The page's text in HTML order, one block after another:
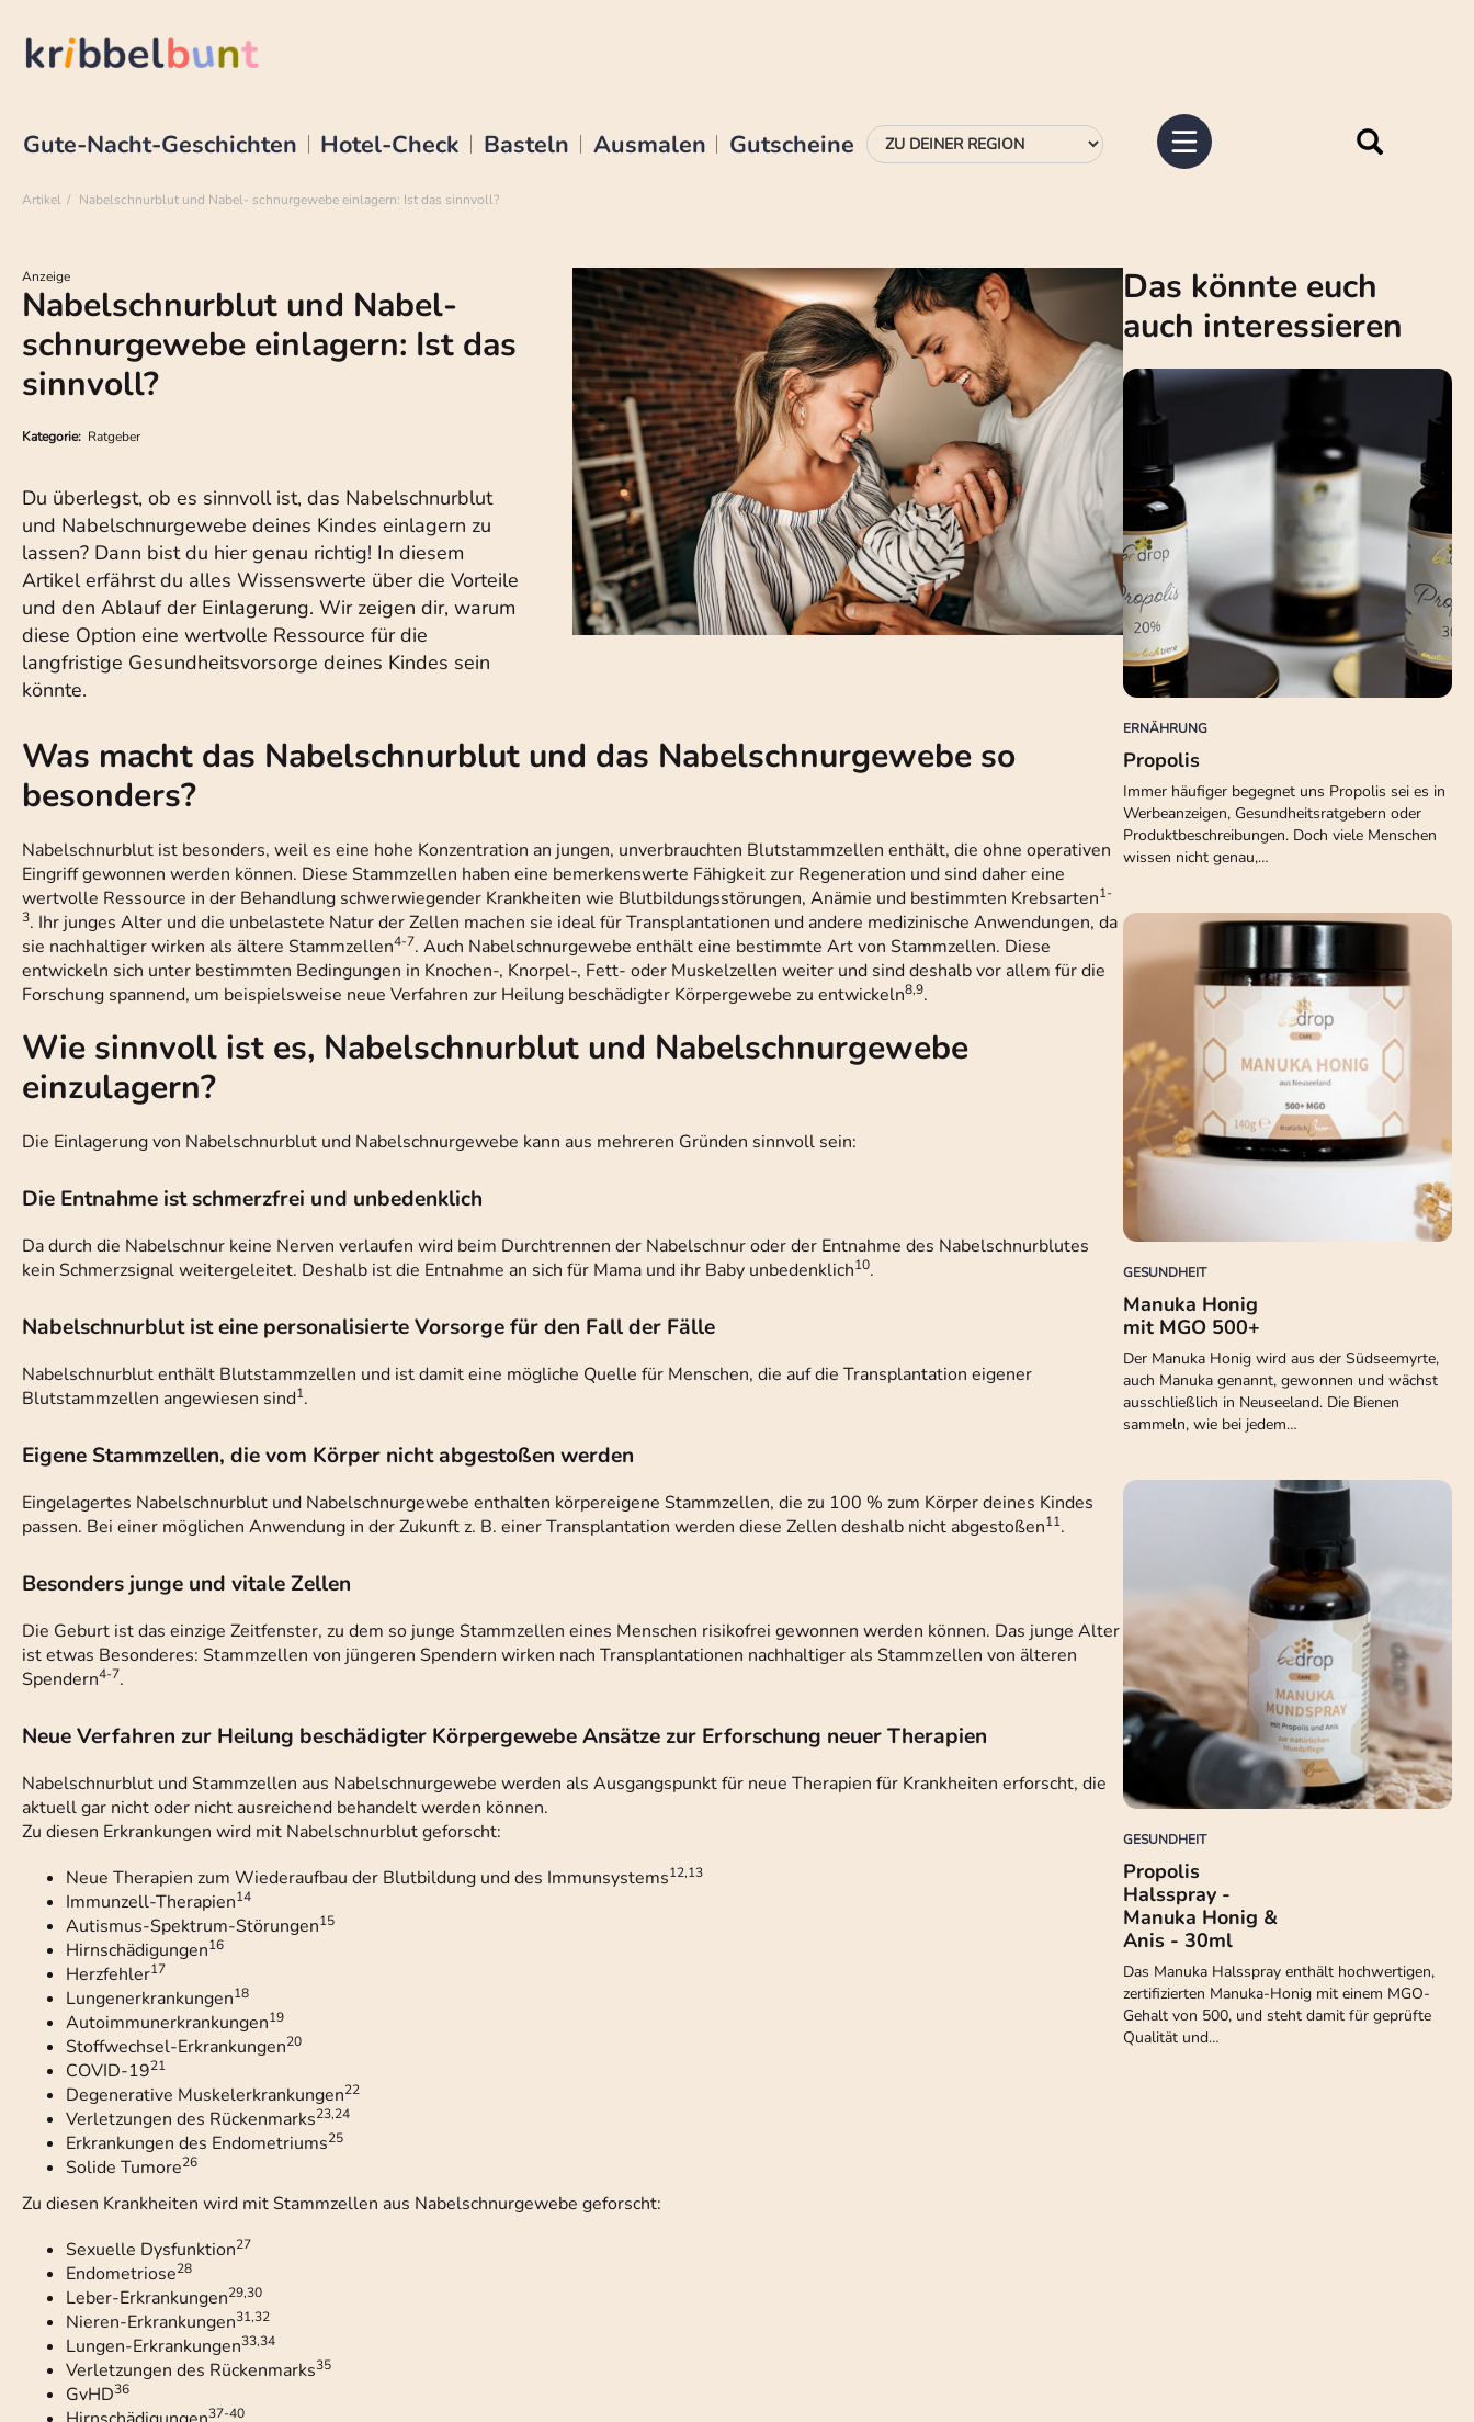
Gute-Nacht-Geschichten Hotel-Check Basteln Ausmalen Gutscheine
Artikel Nabelschnurblut und Nabel- schnurgewebe einlagern: Ist das sinnvoll?
Anzeige
Nabelschnurblut und Nabel-
schnurgewebe einlagern: Ist das
sinnvoll?
Kategorie: Ratgeber
Du überlegst, ob es sinnvoll ist, das Nabelschnurblut
und Nabelschnurgewebe deines Kindes einlagern zu
lassen? Dann bist du hier genau richtig! In diesem
Artikel erfährst du alles Wissenswerte über die Vorteile
und den Ablauf der Einlagerung. Wir zeigen dir, warum
diese Option eine wertvolle Ressource für die
langfristige Gesundheitsvorsorge deines Kindes sein
könnte.
Was macht das Nabelschnurblut und das Nabelschnurgewebe so
besonders?
Nabelschnurblut ist besonders, weil es eine hohe Konzentration an jungen, unverbrauchten Blutstammzellen enthält, die ohne operativen
Eingriff gewonnen werden können. Diese Stammzellen haben eine bemerkenswerte Fähigkeit zur Regeneration und sind daher eine
wertvolle Ressource in der Behandlung schwerwiegender Krankheiten wie Blutbildungsstörungen, Anämie und bestimmten Krebsarten1-
3. Ihr junges Alter und die unbelastete Natur der Zellen machen sie ideal für Transplantationen und andere medizinische Anwendungen, da
sie nachhaltiger wirken als ältere Stammzellen4-7. Auch Nabelschnurgewebe enthält eine bestimmte Art von Stammzellen. Diese
entwickeln sich unter bestimmten Bedingungen in Knochen-, Knorpel-, Fett- oder Muskelzellen weiter und sind deshalb vor allem für die
Forschung spannend, um beispielsweise neue Verfahren zur Heilung beschädigter Körpergewebe zu entwickeln8,9.
Wie sinnvoll ist es, Nabelschnurblut und Nabelschnurgewebe
einzulagern?
Die Einlagerung von Nabelschnurblut und Nabelschnurgewebe kann aus mehreren Gründen sinnvoll sein:
Die Entnahme ist schmerzfrei und unbedenklich
Da durch die Nabelschnur keine Nerven verlaufen wird beim Durchtrennen der Nabelschnur oder der Entnahme des Nabelschnurblutes
kein Schmerzsignal weitergeleitet. Deshalb ist die Entnahme an sich für Mama und ihr Baby unbedenklich10.
Nabelschnurblut ist eine personalisierte Vorsorge für den Fall der Fälle
Nabelschnurblut enthält Blutstammzellen und ist damit eine mögliche Quelle für Menschen, die auf die Transplantation eigener
Blutstammzellen angewiesen sind1.
Eigene Stammzellen, die vom Körper nicht abgestoßen werden
Eingelagertes Nabelschnurblut und Nabelschnurgewebe enthalten körpereigene Stammzellen, die zu 100 % zum Körper deines Kindes
passen. Bei einer möglichen Anwendung in der Zukunft z. B. einer Transplantation werden diese Zellen deshalb nicht abgestoßen11.
Besonders junge und vitale Zellen
Die Geburt ist das einzige Zeitfenster, zu dem so junge Stammzellen eines Menschen risikofrei gewonnen werden können. Das junge Alter
ist etwas Besonderes: Stammzellen von jüngeren Spendern wirken nach Transplantationen nachhaltiger als Stammzellen von älteren
Spendern4-7.
Neue Verfahren zur Heilung beschädigter Körpergewebe Ansätze zur Erforschung neuer Therapien
Nabelschnurblut und Stammzellen aus Nabelschnurgewebe werden als Ausgangspunkt für neue Therapien für Krankheiten erforscht, die
aktuell gar nicht oder nicht ausreichend behandelt werden können.
Zu diesen Erkrankungen wird mit Nabelschnurblut geforscht:
Neue Therapien zum Wiederaufbau der Blutbildung und des Immunsystems12,13
Immunzell-Therapien14
Autismus-Spektrum-Störungen15
Hirnschädigungen16
Herzfehler17
Lungenerkrankungen18
Autoimmunerkrankungen19
Stoffwechsel-Erkrankungen20
COVID-1921
Degenerative Muskelerkrankungen22
Verletzungen des Rückenmarks23,24
Erkrankungen des Endometriums25
Solide Tumore26
Zu diesen Krankheiten wird mit Stammzellen aus Nabelschnurgewebe geforscht:
Sexuelle Dysfunktion27
Endometriose28
Leber-Erkrankungen29,30
Nieren-Erkrankungen31,32
Lungen-Erkrankungen33,34
Verletzungen des Rückenmarks35
GvHD36
37-40
Das könnte euch
auch interessieren
ERNÄHRUNG
Propolis
Immer häufiger begegnet uns Propolis sei es in
Werbeanzeigen, Gesundheitsratgebern oder
Produktbeschreibungen. Doch viele Menschen
wissen nicht genau,…
GESUNDHEIT
Manuka Honig
mit MGO 500+
Der Manuka Honig wird aus der Südseemyrte,
auch Manuka genannt, gewonnen und wächst
ausschließlich in Neuseeland. Die Bienen
sammeln, wie bei jedem…
GESUNDHEIT
Propolis
Halsspray -
Manuka Honig &
Anis - 30ml
Das Manuka Halsspray enthält hochwertigen,
zertifizierten Manuka-Honig mit einem MGO-
Gehalt von 500, und steht damit für geprüfte
Qualität und…